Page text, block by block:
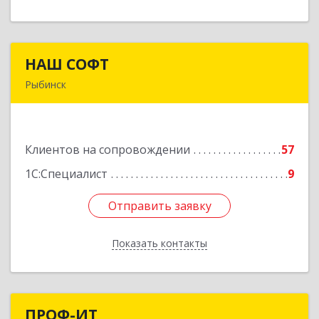
НАШ СОФТ
Рыбинск
Клиентов на сопровождении
57
1С:Специалист
9
Отправить заявку
Показать контакты
Подробнее
Отправить заявку
Назад
ПРОФ-ИТ